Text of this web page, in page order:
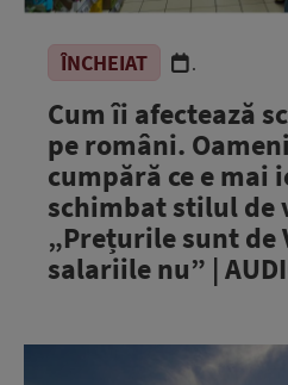
ÎNCHEIAT .
Cum îi afectează
pe români.
cumpără ce e mai
schimbat stilul de
„Prețurile sunt de
salariile nu” |